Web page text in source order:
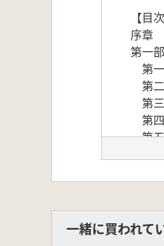
【目
序章
第一
第
第
第
第
第五
第八
第二
第一
一緒に買われて